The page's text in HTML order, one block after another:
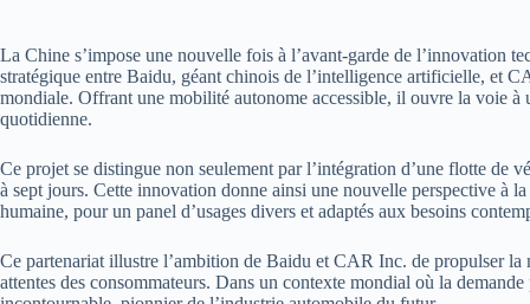
La Chine s’impose une nouvelle fois à l’avant-garde de l’innovation
stratégique entre Baidu, géant chinois de l’intelligence artificielle, et
mondiale. Offrant une mobilité autonome accessible, il ouvre la voie
quotidienne.
Ce projet se distingue non seulement par l’intégration d’une flotte de
à sept jours. Cette innovation donne ainsi une nouvelle perspective à
humaine, pour un panel d’usages divers et adaptés aux besoins
Ce partenariat illustre l’ambition de Baidu et CAR Inc. de propulser la
attentes des consommateurs. Dans un contexte mondial où la